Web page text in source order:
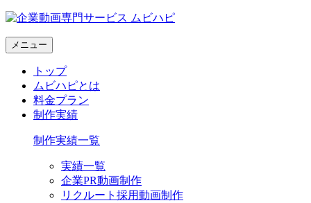
メニュー
トップ
ムビハピとは
料金プラン
制作実績
制作実績一覧
実績一覧
企業PR動画制作
リクルート採用動画制作